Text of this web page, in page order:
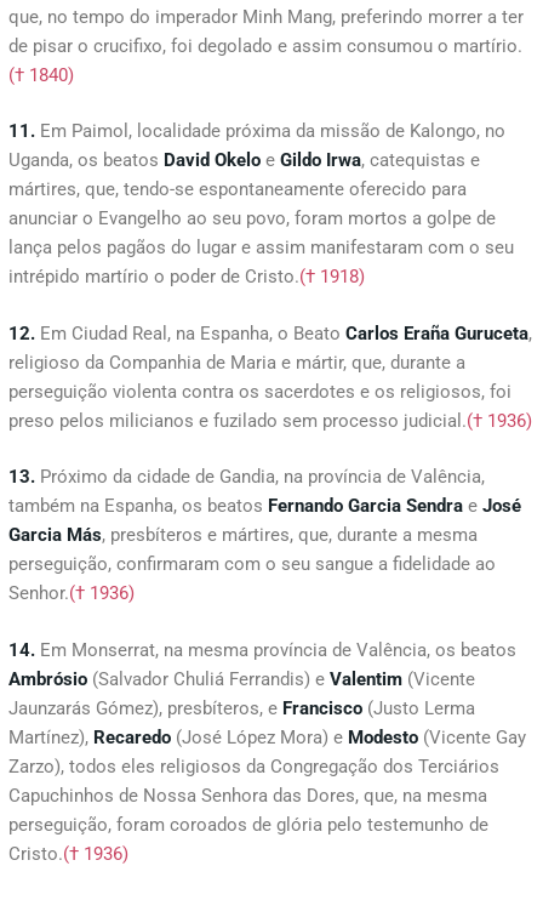
que, no tempo do imperador Minh Mang, preferindo morrer a ter
de pisar o crucifixo, foi degolado e assim consumou o martírio.
(† 1840)
11. Em Paimol, localidade próxima da missão de Kalongo, no
Uganda, os beatos David Okelo e Gildo Irwa, catequistas e
mártires, que, tendo-se espontaneamente oferecido para
anunciar o Evangelho ao seu povo, foram mortos a golpe de
lança pelos pagãos do lugar e assim manifestaram com o seu
intrépido martírio o poder de Cristo.(† 1918)
12. Em Ciudad Real, na Espanha, o Beato Carlos Eraña Guruceta,
religioso da Companhia de Maria e mártir, que, durante a
perseguição violenta contra os sacerdotes e os religiosos, foi
preso pelos milicianos e fuzilado sem processo judicial.(† 1936)
13. Próximo da cidade de Gandia, na província de Valência,
também na Espanha, os beatos Fernando Garcia Sendra e José
Garcia Más, presbíteros e mártires, que, durante a mesma
perseguição, confirmaram com o seu sangue a fidelidade ao
Senhor.(† 1936)
14. Em Monserrat, na mesma província de Valência, os beatos
Ambrósio (Salvador Chuliá Ferrandis) e Valentim (Vicente
Jaunzarás Gómez), presbíteros, e Francisco (Justo Lerma
Martínez), Recaredo (José López Mora) e Modesto (Vicente Gay
Zarzo), todos eles religiosos da Congregação dos Terciários
Capuchinhos de Nossa Senhora das Dores, que, na mesma
perseguição, foram coroados de glória pelo testemunho de
Cristo.(† 1936)